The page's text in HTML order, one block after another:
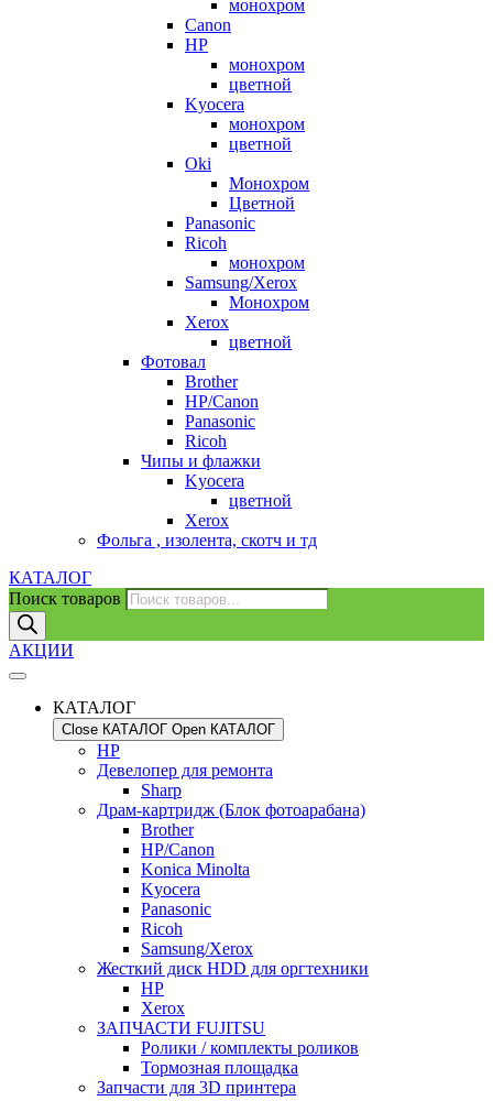
монохром
Canon
HP
монохром
цветной
Kyocera
монохром
цветной
Oki
Монохром
Цветной
Panasonic
Ricoh
монохром
Samsung/Xerox
Монохром
Xerox
цветной
Фотовал
Brother
HP/Canon
Panasonic
Ricoh
Чипы и флажки
Kyocera
цветной
Xerox
Фольга , изолента, скотч и тд
КАТАЛОГ
Поиск товаров
АКЦИИ
КАТАЛОГ
Close КАТАЛОГ Open КАТАЛОГ
HP
Девелопер для ремонта
Sharp
Драм-картридж (Блок фотоарабана)
Brother
HP/Canon
Konica Minolta
Kyocera
Panasonic
Ricoh
Samsung/Xerox
Жесткий диск HDD для оргтехники
HP
Xerox
ЗАПЧАСТИ FUJITSU
Ролики / комплекты роликов
Тормозная площадка
Запчасти для 3D принтера